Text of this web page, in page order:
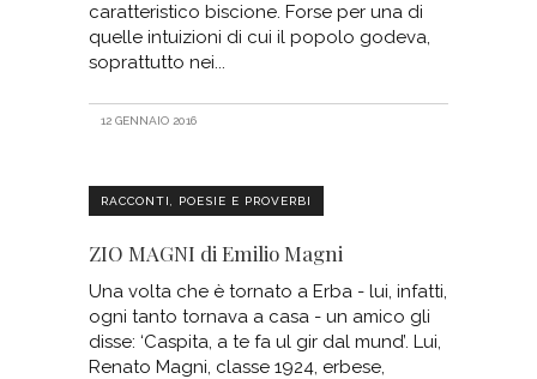
caratteristico biscione. Forse per una di
quelle intuizioni di cui il popolo godeva,
soprattutto nei
12 GENNAIO 2016
RACCONTI, POESIE E PROVERBI
ZIO MAGNI di Emilio Magni
Una volta che è tornato a Erba - lui, infatti,
ogni tanto tornava a casa - un amico gli
disse: ‘Caspita, a te fa ul gir dal mund’. Lui,
Renato Magni, classe 1924, erbese,